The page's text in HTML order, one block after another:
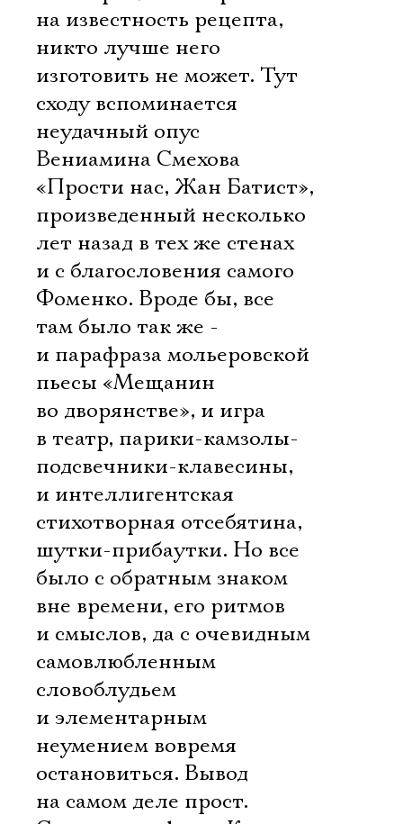
на известность рецепта,
никто лучше него
изготовить не может. Тут
сходу вспоминается
неудачный опус
Вениамина Смехова
«Прости нас, Жан Батист»,
произведенный несколько
лет назад в тех же стенах
и с благословения самого
Фоменко. Вроде бы, все
там было так же -
и парафраза мольеровской
пьесы «Мещанин
во дворянстве», и игра
в театр, парики-камзолы-
подсвечники-клавесины,
и интеллигентская
стихотворная отсебятина,
шутки-прибаутки. Но все
было с обратным знаком 
вне времени, его ритмов
и смыслов, да с очевидным
самовлюбленным
словоблудьем
и элементарным
неумением вовремя
остановиться. Вывод
на самом деле прост.